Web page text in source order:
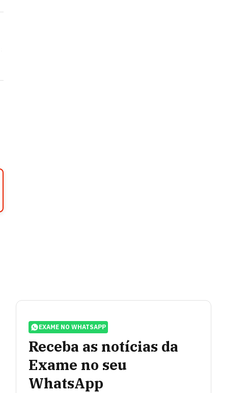
EXAME NO WHATSAPP
Receba as notícias da
Exame no seu
WhatsApp